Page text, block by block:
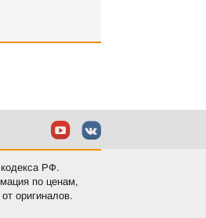
РФ.
по ценам,
оригиналов.